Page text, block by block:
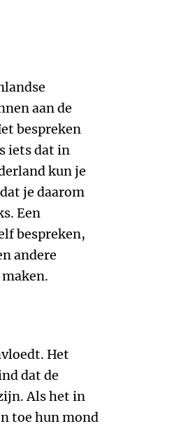
aan de
bespreken
iets dat in
kun je
je daarom
Een
bespreken,
andere
Het
dat de
Als het in
toe hun mond